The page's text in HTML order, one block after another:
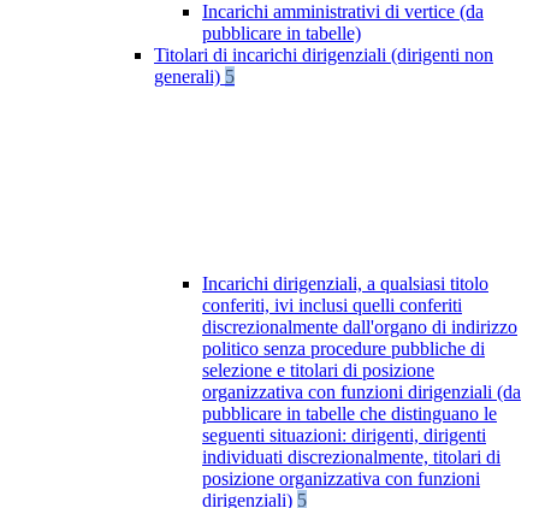
Incarichi amministrativi di vertice (da
pubblicare in tabelle)
Titolari di incarichi dirigenziali (dirigenti non
generali) 5
Incarichi dirigenziali, a qualsiasi titolo
conferiti, ivi inclusi quelli conferiti
discrezionalmente dall'organo di indirizzo
politico senza procedure pubbliche di
selezione e titolari di posizione
organizzativa con funzioni dirigenziali (da
pubblicare in tabelle che distinguano le
seguenti situazioni: dirigenti, dirigenti
individuati discrezionalmente, titolari di
posizione organizzativa con funzioni
dirigenziali) 5